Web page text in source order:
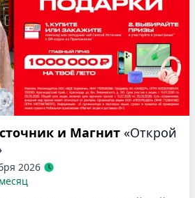
и Магнит «Открой
2026